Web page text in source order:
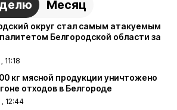
Месяц
округ стал самым атакуемым
Белгородской области за
11:18
кг мясной продукции уничтожено
отходов в Белгороде
, 12:44